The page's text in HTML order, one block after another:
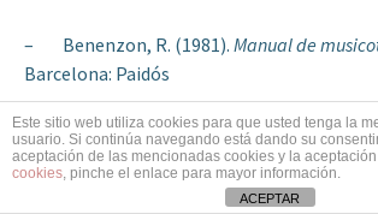
– Benenzon, R. (1981). Manual de
Barcelona: Paidós
– Bruscia, K. (2013). Definiendo
Amaru Ediciones.
Este sitio web utiliza cookies para que usted tenga la
usuario. Si continúa navegando está dando su
aceptación de las mencionadas cookies y la
cookies, pinche el enlace para mayor información.
ACEPTAR